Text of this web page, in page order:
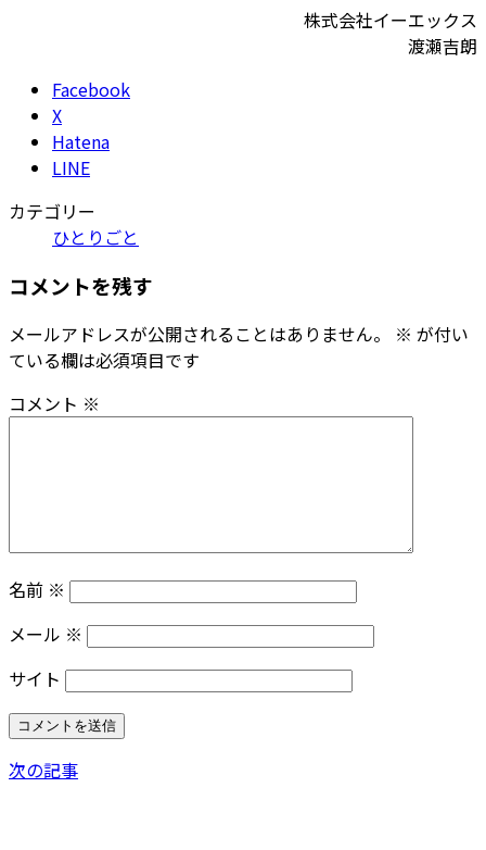
株式会社イーエックス
渡瀬吉朗
Facebook
X
Hatena
LINE
カテゴリー
ひとりごと
コメントを残す
メールアドレスが公開されることはありません。 ※ が付い
ている欄は必須項目です
コメント ※
名前 ※
メール ※
サイト
次の記事